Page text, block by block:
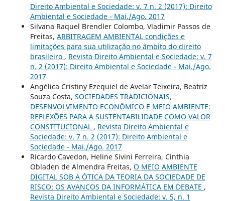
Direito Ambiental e Sociedade: v. 7 n. 2 (2017): Direito
Ambiental e Sociedade - Mai./Ago. 2017
Silvana Raquel Brendler Colombo, Vladimir Passos de
Freitas, ARBITRAGEM AMBIENTAL condições e
limitações para sua utilização no âmbito do direito
brasileiro , Revista Direito Ambiental e Sociedade: v. 7
n. 2 (2017): Direito Ambiental e Sociedade - Mai./Ago.
2017
Angélica Cristiny Ezequiel de Avelar Teixeira, Beatriz
Souza Costa, SOCIEDADES TRADICIONAIS,
DESENVOLVIMENTO ECONÔMICO E MEIO AMBIENTE:
REFLEXÕES PARA A SUSTENTABILIDADE COMO VALOR
CONSTITUCIONAL , Revista Direito Ambiental e
Sociedade: v. 7 n. 2 (2017): Direito Ambiental e
Sociedade - Mai./Ago. 2017
Ricardo Cavedon, Heline Sivini Ferreira, Cinthia
Obladen de Almendra Freitas, O MEIO AMBIENTE
DIGITAL SOB A ÓTICA DA TEORIA DA SOCIEDADE DE
RISCO: OS AVANÇOS DA INFORMÁTICA EM DEBATE ,
Revista Direito Ambiental e Sociedade: v. 5, n. 1